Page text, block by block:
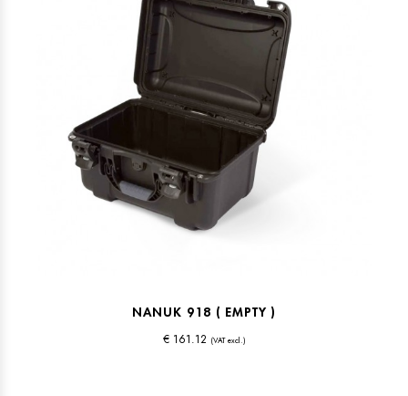
NANUK 918 ( EMPTY )
€ 161.12 (VAT excl.)